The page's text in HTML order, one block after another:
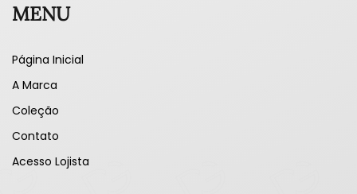
MENU
Página Inicial
A Marca
Coleção
Contato
Acesso Lojista